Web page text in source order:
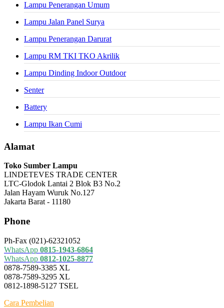
Lampu Penerangan Umum
Lampu Jalan Panel Surya
Lampu Penerangan Darurat
Lampu RM TKI TKO Akrilik
Lampu Dinding Indoor Outdoor
Senter
Battery
Lampu Ikan Cumi
Alamat
Toko Sumber Lampu
LINDETEVES TRADE CENTER
LTC-Glodok Lantai 2 Blok B3 No.2
Jalan Hayam Wuruk No.127
Jakarta Barat - 11180
Phone
Ph-Fax (021)-62321052
WhatsApp 0815-1943-6864
WhatsApp 0812-1025-8877
0878-7589-3385 XL
0878-7589-3295 XL
0812-1898-5127 TSEL
Cara Pembelian